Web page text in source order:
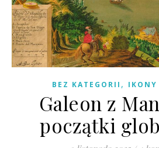
BEZ KATEGORII ,
Galeon z
początki